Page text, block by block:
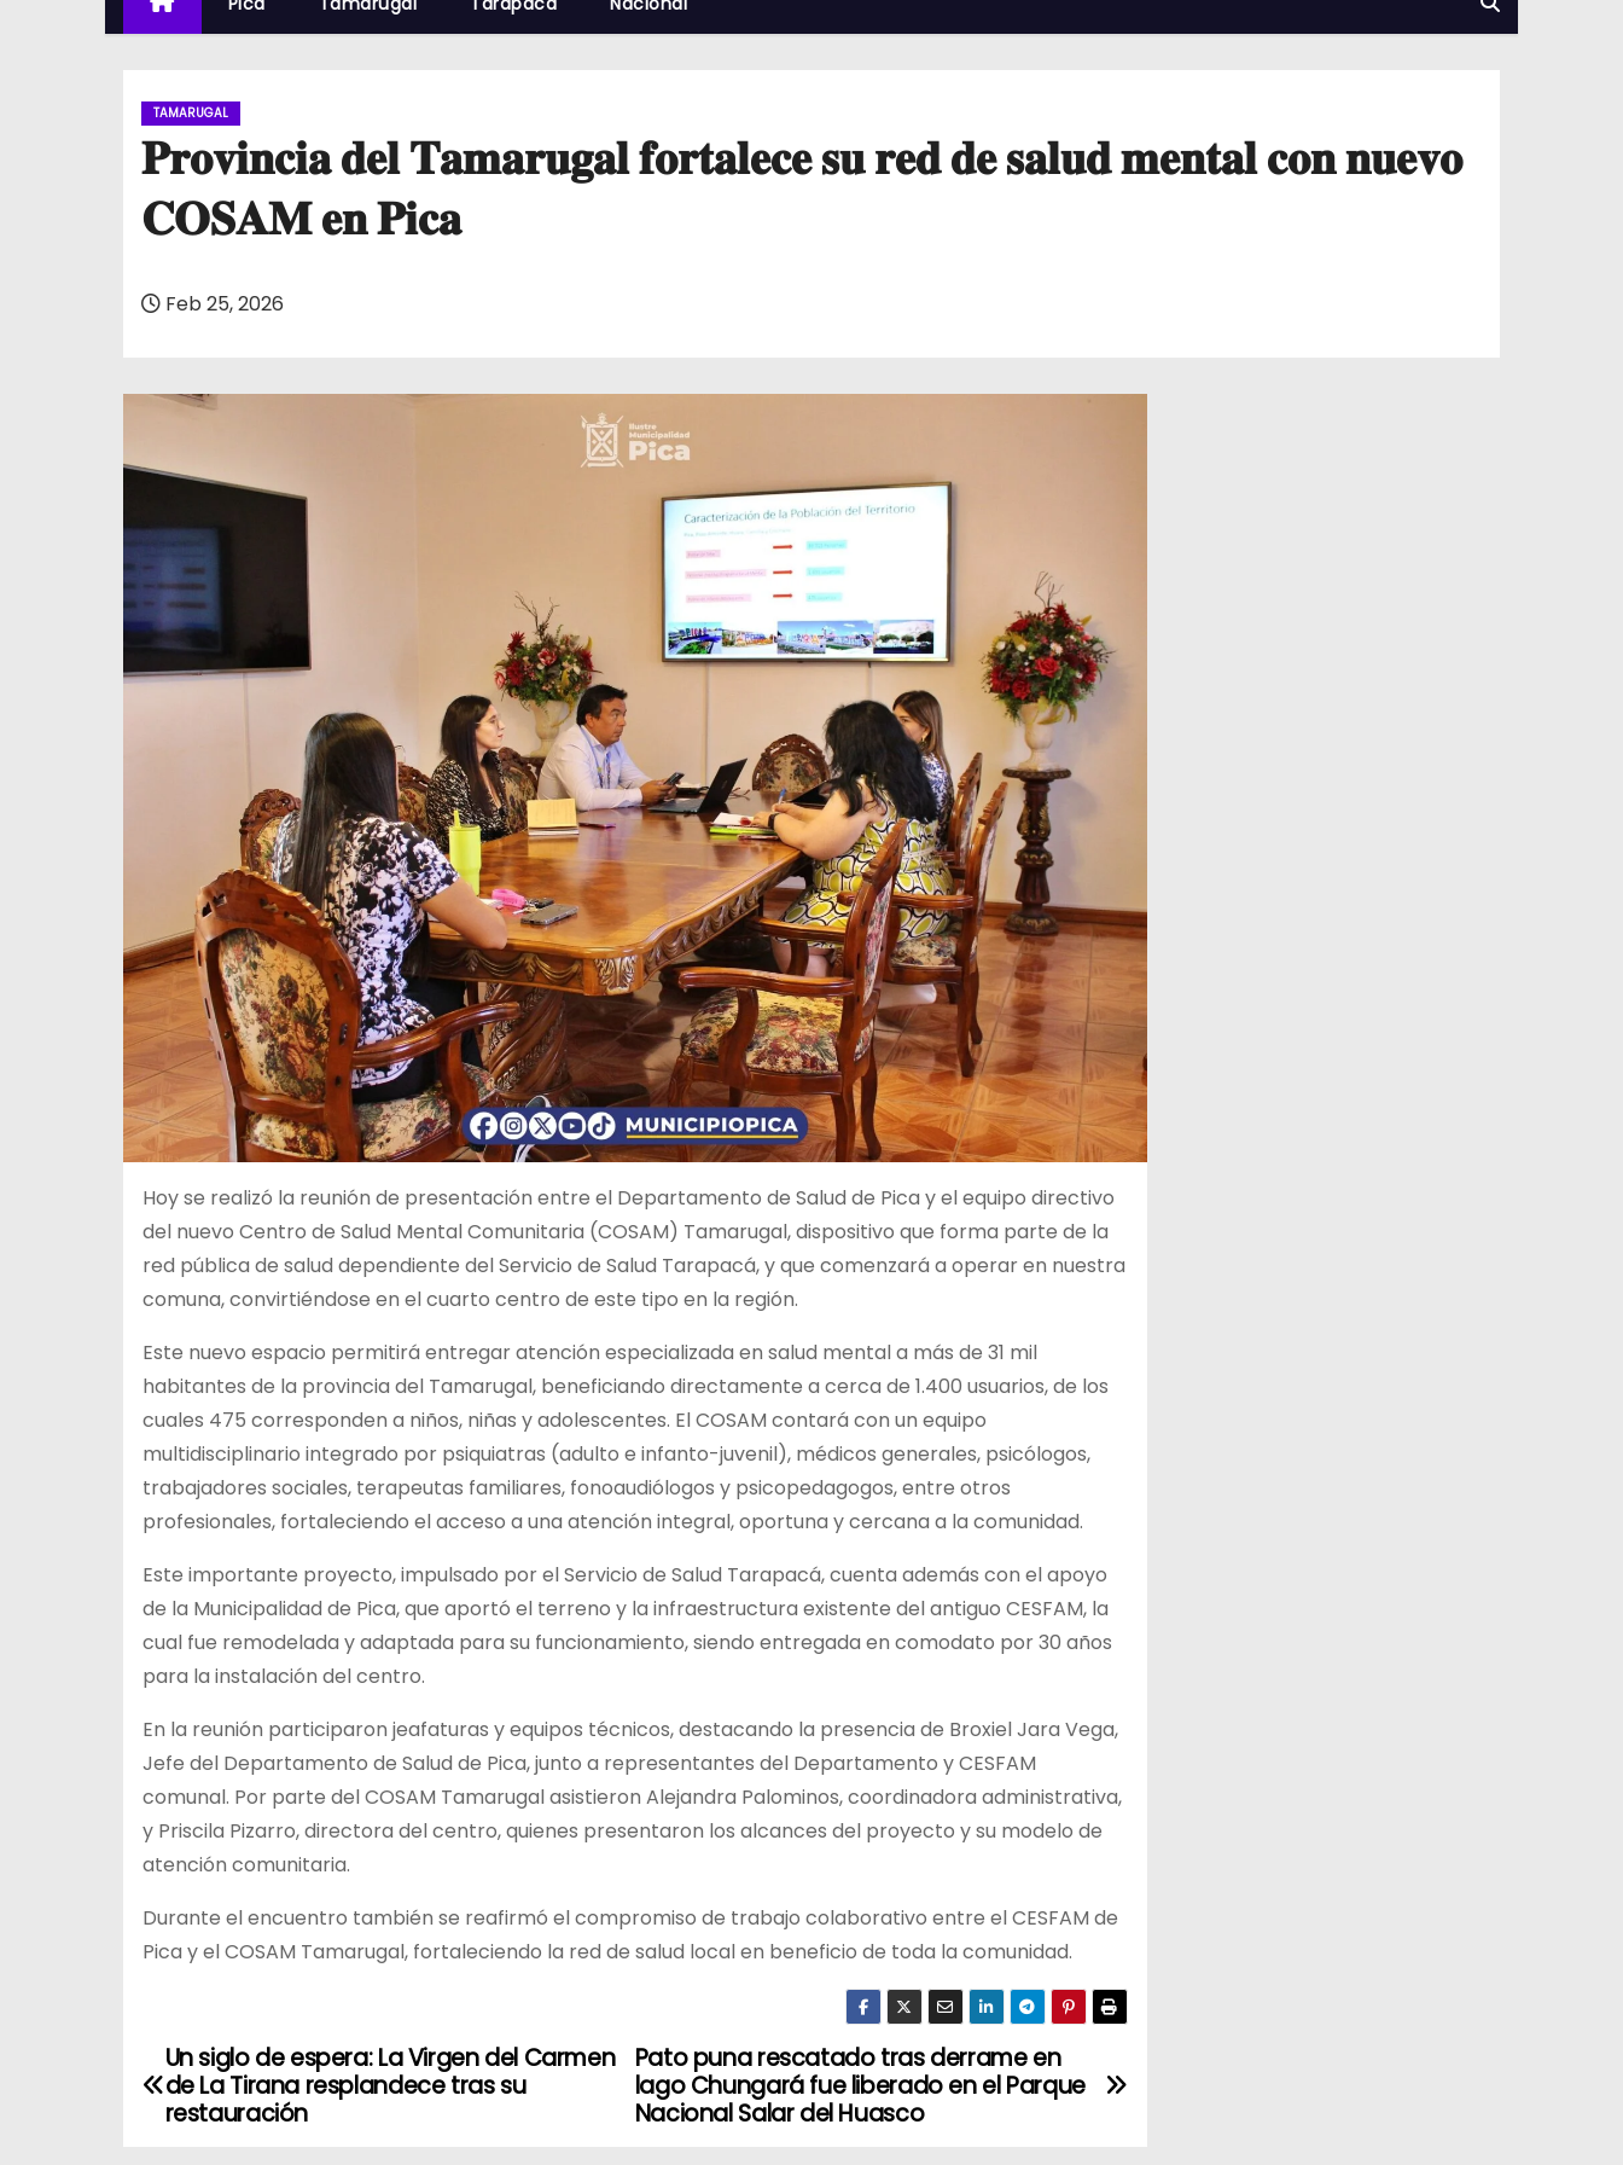
TAMARUGAL
𝐏𝐫𝐨𝐯𝐢𝐧𝐜𝐢𝐚 𝐝𝐞𝐥 𝐓𝐚𝐦𝐚𝐫𝐮𝐠𝐚𝐥 𝐟𝐨𝐫𝐭𝐚𝐥𝐞𝐜𝐞 𝐬𝐮 𝐫𝐞𝐝 𝐝𝐞 𝐬𝐚𝐥𝐮𝐝 𝐦𝐞𝐧𝐭𝐚𝐥 𝐜𝐨𝐧 𝐧𝐮𝐞𝐯𝐨
𝐂𝐎𝐒𝐀𝐌 𝐞𝐧 𝐏𝐢𝐜𝐚
Feb 25, 2026
Hoy se realizó la reunión de presentación entre el Departamento de Salud de Pica y el equipo directivo
del nuevo Centro de Salud Mental Comunitaria (COSAM) Tamarugal, dispositivo que forma parte de la
red pública de salud dependiente del Servicio de Salud Tarapacá, y que comenzará a operar en nuestra
comuna, convirtiéndose en el cuarto centro de este tipo en la región.
Este nuevo espacio permitirá entregar atención especializada en salud mental a más de 31 mil
habitantes de la provincia del Tamarugal, beneficiando directamente a cerca de 1.400 usuarios, de los
cuales 475 corresponden a niños, niñas y adolescentes. El COSAM contará con un equipo
multidisciplinario integrado por psiquiatras (adulto e infanto-juvenil), médicos generales, psicólogos,
trabajadores sociales, terapeutas familiares, fonoaudiólogos y psicopedagogos, entre otros
profesionales, fortaleciendo el acceso a una atención integral, oportuna y cercana a la comunidad.
Este importante proyecto, impulsado por el Servicio de Salud Tarapacá, cuenta además con el apoyo
de la Municipalidad de Pica, que aportó el terreno y la infraestructura existente del antiguo CESFAM, la
cual fue remodelada y adaptada para su funcionamiento, siendo entregada en comodato por 30 años
para la instalación del centro.
En la reunión participaron jeafaturas y equipos técnicos, destacando la presencia de Broxiel Jara Vega,
Jefe del Departamento de Salud de Pica, junto a representantes del Departamento y CESFAM
comunal. Por parte del COSAM Tamarugal asistieron Alejandra Palominos, coordinadora administrativa,
y Priscila Pizarro, directora del centro, quienes presentaron los alcances del proyecto y su modelo de
atención comunitaria.
Durante el encuentro también se reafirmó el compromiso de trabajo colaborativo entre el CESFAM de
Pica y el COSAM Tamarugal, fortaleciendo la red de salud local en beneficio de toda la comunidad.
N
Pato puna rescatado tras derrame en
lago Chungará fue liberado en el Parque
Nacional Salar del Huasco
Un siglo de espera: La Virgen del Carmen
de La Tirana resplandece tras su
restauración